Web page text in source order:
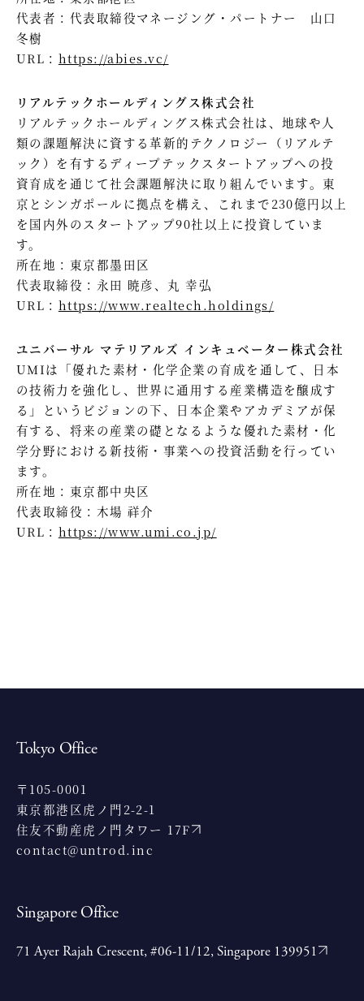
代表者：代表取締役マネージング・パートナー 山口
冬樹
URL： https://abies.vc/
リアルテックホールディングス株式会社
リアルテックホールディングス株式会社は、地球や人
類の課題解決に資する革新的テクノロジー（リアルテ
ック）を有するディープテックスタートアップへの投
資育成を通じて社会課題解決に取り組んでいます。東
京とシンガポールに拠点を構え、これまで230億円以上
を国内外のスタートアップ90社以上に投資していま
す。
所在地：東京都墨田区
代表取締役：永田 暁彦、丸 幸弘
URL： https://www.realtech.holdings/
ユニバーサル マテリアルズ インキュベーター株式会社
UMIは「優れた素材・化学企業の育成を通して、日本
の技術力を強化し、世界に通用する産業構造を醸成す
る」というビジョンの下、日本企業やアカデミアが保
有する、将来の産業の礎となるような優れた素材・化
学分野における新技術・事業への投資活動を行ってい
ます。
所在地：東京都中央区
代表取締役：木場 祥介
URL： https://www.umi.co.jp/
Tokyo Office
〒105-0001
東京都港区虎ノ門2-2-1
住友不動産虎ノ門タワー 17F
contact@untrod.inc
Singapore Office
71 Ayer Rajah Crescent, #06-11/12, Singapore 139951